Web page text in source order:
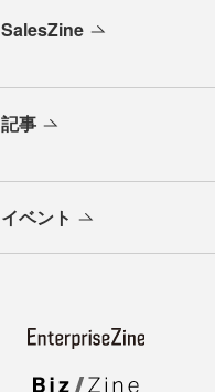
SalesZine
記事
イベント